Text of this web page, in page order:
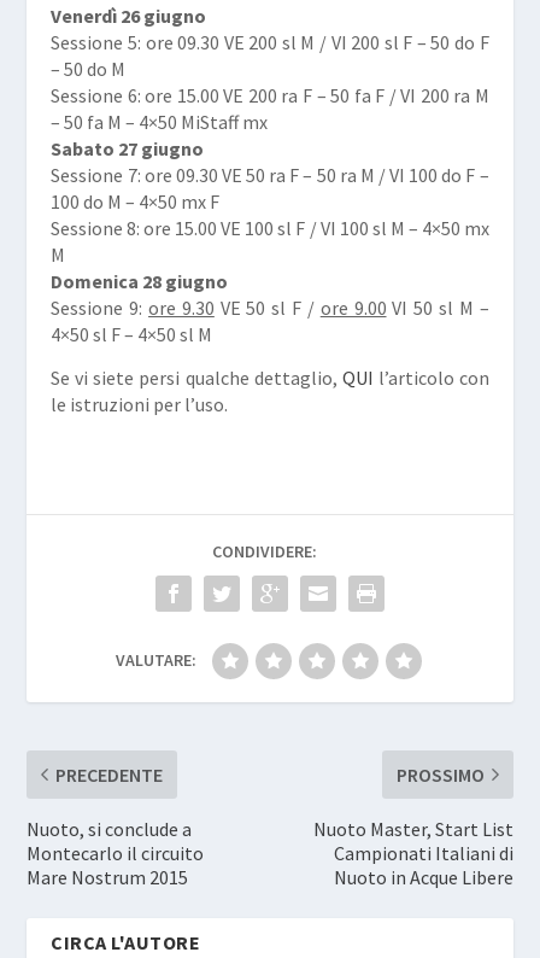
Venerdì 26 giugno
Sessione 5: ore 09.30 VE 200 sl M / VI 200 sl F – 50 do F
– 50 do M
Sessione 6: ore 15.00 VE 200 ra F – 50 fa F / VI 200 ra M
– 50 fa M – 4×50 MiStaff mx
Sabato 27 giugno
Sessione 7: ore 09.30 VE 50 ra F – 50 ra M / VI 100 do F –
100 do M – 4×50 mx F
Sessione 8: ore 15.00 VE 100 sl F / VI 100 sl M – 4×50 mx
M
Domenica 28 giugno
Sessione 9:ore 9.30 VE 50 sl F / ore 9.00 VI 50 sl M –
4×50 sl F – 4×50 sl M
Se vi siete persi qualche dettaglio, QUI l’articolo con
le istruzioni per l’uso.
CONDIVIDERE:
VALUTARE:
PRECEDENTE
Nuoto, si conclude a
Montecarlo il circuito
Mare Nostrum 2015
PROSSIMO
Nuoto Master, Start List
Campionati Italiani di
Nuoto in Acque Libere
CIRCA L'AUTORE